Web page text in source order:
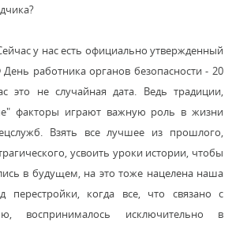
у нас есть официально утвержденный
работника органов безопасности - 20
это не случайная дата. Ведь традиции,
факторы играют важную роль в жизни
Взять все лучшее из прошлого,
усвоить уроки истории, чтобы
в будущем, на это тоже нацелена наша
перестройки, когда все, что связано с
воспринималось исключительно в